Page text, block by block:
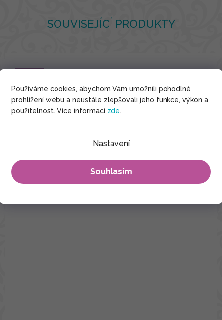
Používáme cookies, abychom Vám umožnili pohodlné
prohlížení webu a neustále zlepšovali jeho funkce, výkon a
použitelnost. Více informací zde.
Nastavení
Souhlasím
SOUVISEJÍCÍ PRODUKTY